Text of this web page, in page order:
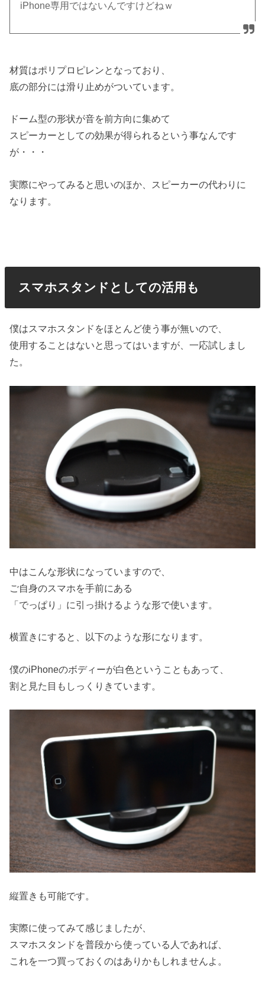
iPhone専用ではないんですけどねｗ
材質はポリプロピレンとなっており、
底の部分には滑り止めがついています。
ドーム型の形状が音を前方向に集めて
スピーカーとしての効果が得られるという事なんです
が・・・
実際にやってみると思いのほか、スピーカーの代わりに
なります。
スマホスタンドとしての活用も
僕はスマホスタンドをほとんど使う事が無いので、
使用することはないと思ってはいますが、一応試しまし
た。
中はこんな形状になっていますので、
ご自身のスマホを手前にある
「でっぱり」に引っ掛けるような形で使います。
横置きにすると、以下のような形になります。
僕のiPhoneのボディーが白色ということもあって、
割と見た目もしっくりきています。
縦置きも可能です。
実際に使ってみて感じましたが、
スマホスタンドを普段から使っている人であれば、
これを一つ買っておくのはありかもしれませんよ。